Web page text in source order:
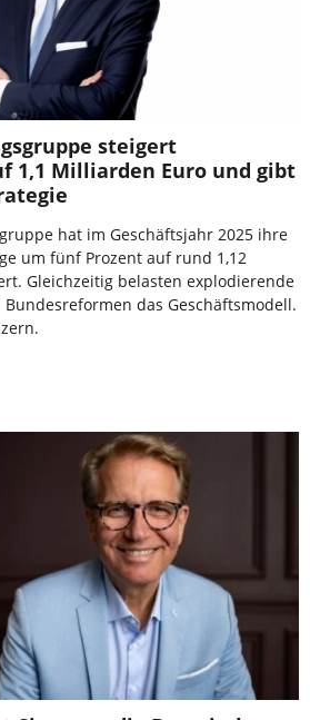
steigert
1,1 Milliarden Euro und gibt
hat im Geschäftsjahr 2025 ihre
um fünf Prozent auf rund 1,12
Gleichzeitig belasten explodierende
das Geschäftsmodell.